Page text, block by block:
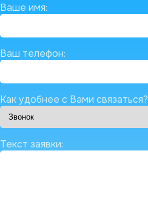
Ваше имя:
Ваш телефон:
Как удобнее с Вами связаться?
Текст заявки: